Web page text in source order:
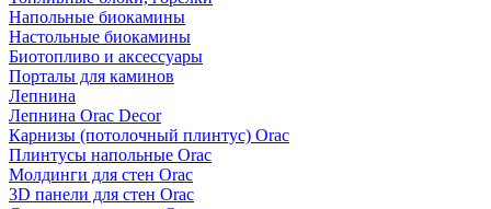
Напольные биокамины
Настольные биокамины
Биотопливо и аксессуары
Порталы для каминов
Лепнина
Лепнина Orac Decor
Карнизы (потолочный плинтус) Orac
Плинтусы напольные Orac
Молдинги для стен Orac
3D панели для стен Orac